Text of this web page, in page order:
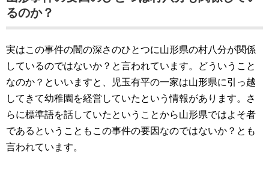
るのか？
実はこの事件の闇の深さのひとつに山形県の村八分が関係
しているのではないか？と言われています。どういうこと
なのか？といいますと、児玉有平の一家は山形県に引っ越
してきて幼稚園を経営していたという情報があります。さ
らに標準語を話していたということから山形県ではよそ者
であるということもこの事件の要因なのではないか？とも
言われています。